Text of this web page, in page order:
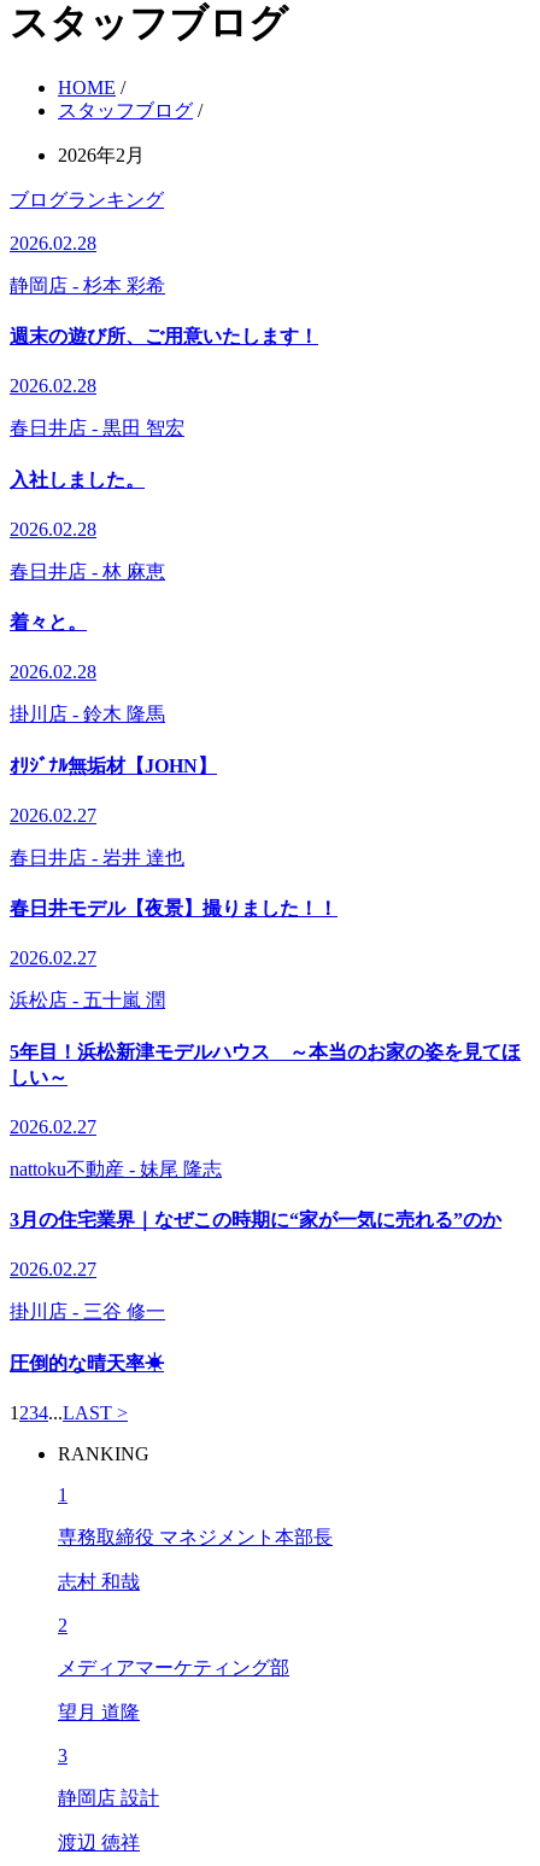
スタッフブログ
HOME /
スタッフブログ /
2026年2月
ブログランキング
2026.02.28
静岡店 - 杉本 彩希
週末の遊び所、ご用意いたします！
2026.02.28
春日井店 - 黒田 智宏
入社しました。
2026.02.28
春日井店 - 林 麻恵
着々と。
2026.02.28
掛川店 - 鈴木 隆馬
ｵﾘｼﾞﾅﾙ無垢材【JOHN】
2026.02.27
春日井店 - 岩井 達也
春日井モデル【夜景】撮りました！！
2026.02.27
浜松店 - 五十嵐 潤
5年目！浜松新津モデルハウス ～本当のお家の姿を見てほ
しい～
2026.02.27
nattoku不動産 - 妹尾 隆志
3月の住宅業界｜なぜこの時期に“家が一気に売れる”のか
2026.02.27
掛川店 - 三谷 修一
圧倒的な晴天率☀
1 234...LAST >
RANKING
1
専務取締役 マネジメント本部長
志村 和哉
2
メディアマーケティング部
望月 道隆
3
静岡店 設計
渡辺 徳祥